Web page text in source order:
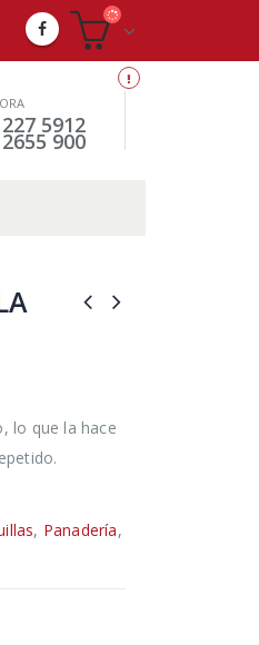
5912
900
lo que la hace
, Panadería,